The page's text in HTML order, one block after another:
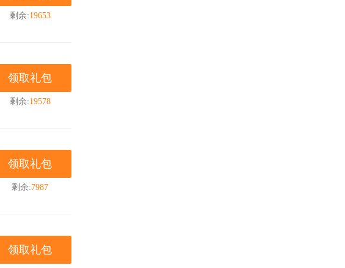
剩余:19653
领取礼包
剩余:19578
领取礼包
剩余:7987
领取礼包